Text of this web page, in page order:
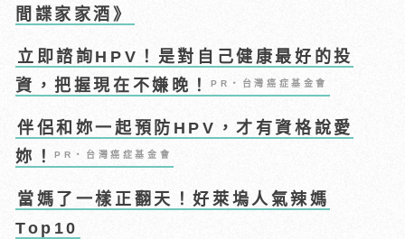
間諜家家酒》
立即諮詢HPV！是對自己健康最好的投
資，把握現在不嫌晚！PR・台灣癌症基金會
伴侶和妳一起預防HPV，才有資格說愛
妳！PR・台灣癌症基金會
當媽了一樣正翻天！好萊塢人氣辣媽
Top10